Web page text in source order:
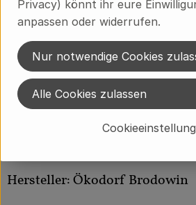
Dazu passen unser
DressingoderOrangen Vinaigrette
Produktinformationen
Hersteller: Ökodorf Brodowin
Privacy) könnt ihr eure
anpassen oder widerrufen.
Nur notwendige Cookies
Alle Cookies zulassen